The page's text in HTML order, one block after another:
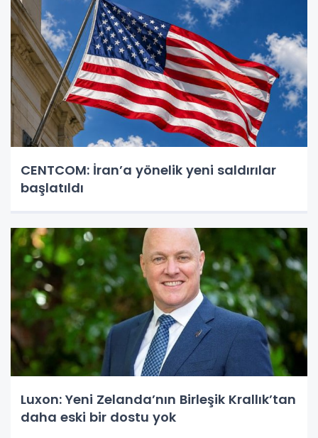
CENTCOM: İran’a yönelik yeni saldırılar
başlatıldı
Luxon: Yeni Zelanda’nın Birleşik Krallık’tan
daha eski bir dostu yok